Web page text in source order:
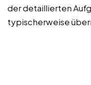
der detaillierten
typischerweise